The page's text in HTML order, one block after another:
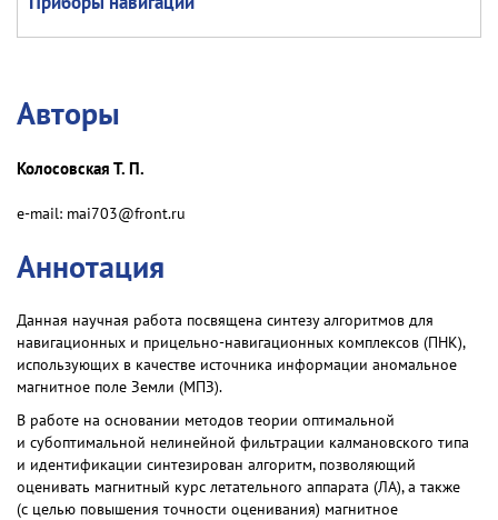
Авторы
Колосовская Т. П.
e-mail: mai703@front.ru
Аннотация
Данная научная работа посвящена синтезу алгоритмов для
навигационных и прицельно-навигационных комплексов (ПНК),
использующих в качестве источника информации аномальное
магнитное поле Земли (МПЗ).
В работе на основании методов теории оптимальной
и субоптимальной нелинейной фильтрации калмановского типа
и идентификации синтезирован алгоритм, позволяющий
оценивать магнитный курс летательного аппарата (ЛА), а также
(с целью повышения точности оценивания) магнитное